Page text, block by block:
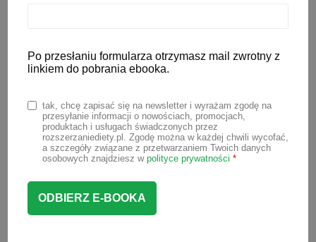
maluchowi na początek? Masz mętlik w
głowie czytając artykuły, których treści
ułatwić Ci wprowadzanie pokarmów
stałych do diety dziecka,zebrałam w
jednym miejscu najnowsze zalecenia
(2026 r.) dotyczące rozszerzania
diety.
Nie musisz już nigdzie szukać co,
Po przesłaniu formularza otrzymasz mail zwrotny z
linkiem do pobrania ebooka.
tak, chcę zapisać się na newsletter i wyrażam zgodę na
przesyłanie informacji o nowościach, promocjach,
produktach i usługach świadczonych przez
rozszerzaniediety.pl. Zgodę można w każdej chwili wycofać,
a szczegóły związane z przetwarzaniem Twoich danych
osobowych znajdziesz w polityce prywatności *